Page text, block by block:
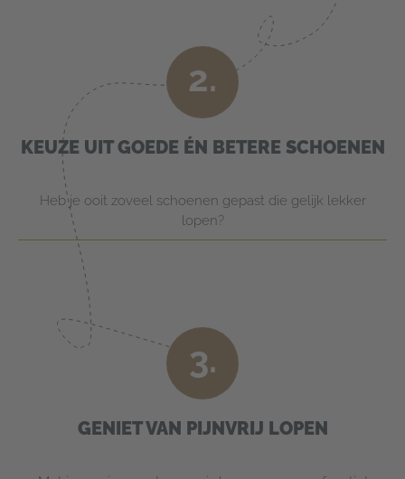
2.
KEUZE UIT GOEDE ÉN BETERE SCHOENEN
Heb je ooit zoveel schoenen gepast die gelijk lekker
lopen?
3.
GENIET VAN PIJNVRIJ LOPEN